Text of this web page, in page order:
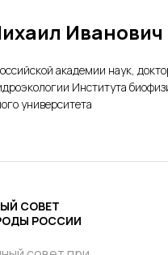
Иванович
академии наук,
Института
университета
СОВЕТ
РОССИИ